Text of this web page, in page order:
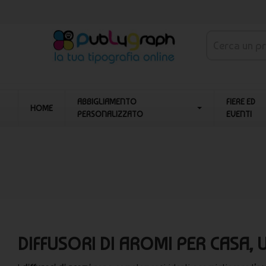
HOME
ABBIGLIAMENTO
PERSONALIZZATO
FIERE ED
EVENTI
DIFFUSORI DI AROMI PER CASA,